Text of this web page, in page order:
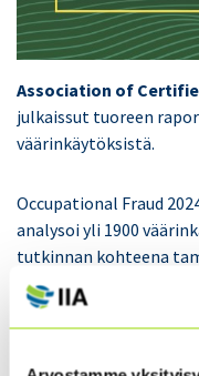
Association of
julkaissut tuoreen
väärinkäytöksistä.
Occupational Fraud
analysoi yli 1900
tutkinnan kohteena
välillä.
merkittävän kuluerän